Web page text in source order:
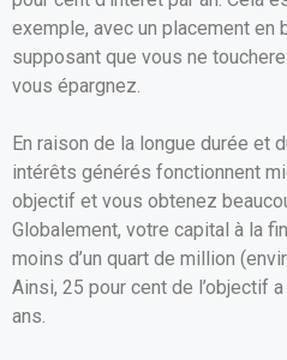
exemple, avec un placement en
supposant que vous ne
vous épargnez.
En raison de la longue durée et
intérêts générés fonctionnent
objectif et vous obtenez
Globalement, votre capital à la
moins d’un quart de million
Ainsi, 25 pour cent de l’objectif
ans.